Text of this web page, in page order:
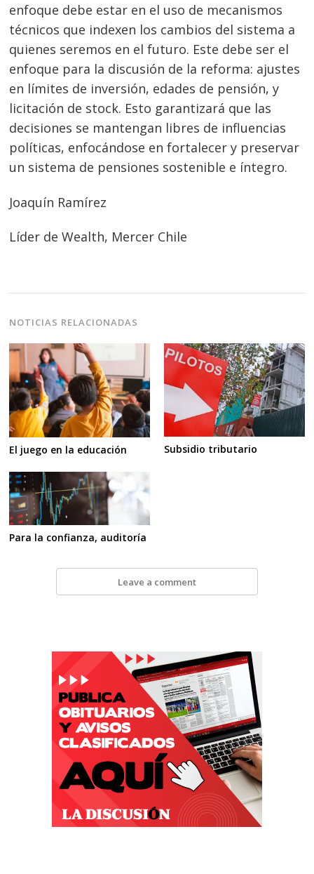
enfoque debe estar en el uso de mecanismos
técnicos que indexen los cambios del sistema a
quienes seremos en el futuro. Este debe ser el
enfoque para la discusión de la reforma: ajustes
en límites de inversión, edades de pensión, y
licitación de stock. Esto garantizará que las
decisiones se mantengan libres de influencias
políticas, enfocándose en fortalecer y preservar
un sistema de pensiones sostenible e íntegro.
Joaquín Ramírez
Líder de Wealth, Mercer Chile
NOTICIAS RELACIONADAS
El juego en la educación Subsidio tributario
Para la confianza, auditoría
Leave a comment
Navegación
de
entradas